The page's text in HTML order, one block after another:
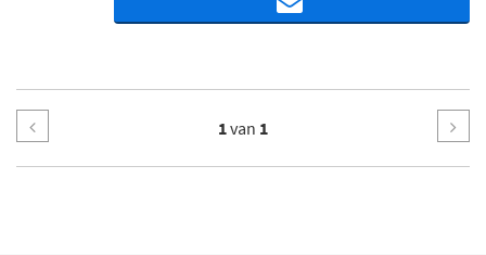
1van 1